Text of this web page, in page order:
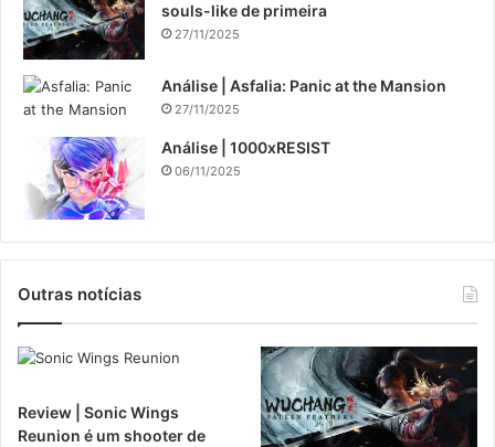
souls-like de primeira
27/11/2025
Análise | Asfalia: Panic at the Mansion
27/11/2025
Análise | 1000xRESIST
06/11/2025
Outras notícias
Review | Sonic Wings
Reunion é um shooter de